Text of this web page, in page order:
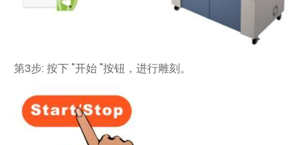
第3步: 按下 "开始 "按钮，进行雕刻。